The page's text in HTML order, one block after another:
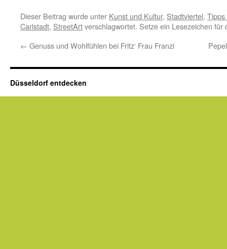
Dieser Beitrag wurde unter Kunst und Kultur, Stadtviertel,
Carlstadt, StreetArtverschlagwortet. Setze ein Lesezeichen für
← Genuss und Wohlfühlen bei Fritz‘ Frau Franzi
Düsseldorf entdecken